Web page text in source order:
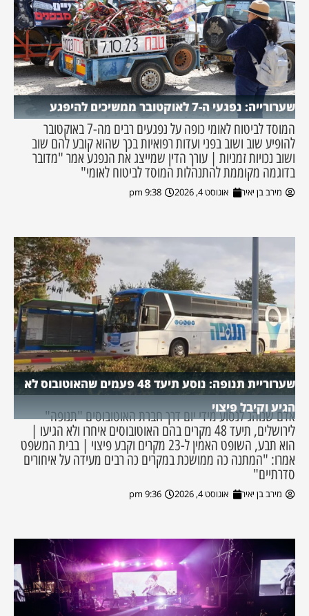
שערורייה: נפגעי ה-7 לאוקטובר ממשיכים להיפגע
המוסד לביטוח לאומי כופה על נפגעים רבים מה-7 באוקטובר
להופיע שוב ושוב בפני ועדות רפואיות בכך שהוא קובע להם שוב
ושוב נכויות זמניות | עורך הדין שמייצג את הנפגע אמר "מדובר
בדוגמה מקוממת להתנהלות המוסד לביטוח לאומי"
מירב בן יאיר אוגוסט 4, 2026 9:38 pm
שערוריית תנופה: נוסע תיעד 48 פעמים שהאוטובוס לא
הגיע וקיבל פיצוי
אדם שנוהג לנסוע מידי יום דרך חברת האוטובוסים "תנופה"
לירושלים, תיעד 48 מקרים בהם האוטובוסים איחרו ולא הגיעו |
הוא תבע, השופט האמין ל-23 מקרים וקבע פיצוי | בבית המשפט
אמרו: "המתנה כה ממושכת במקרים כה רבים מעידה על איחורים
סדרתיים"
מירב בן יאיר אוגוסט 4, 2026 9:36 pm